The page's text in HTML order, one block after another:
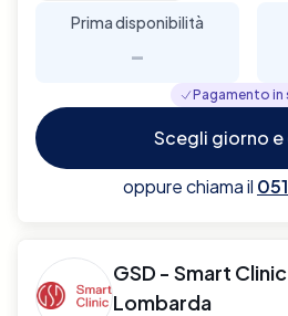
Prima disponibilità
-
Pagamento in
Scegli giorno e
oppure chiama il
GSD - Smart
Lombarda